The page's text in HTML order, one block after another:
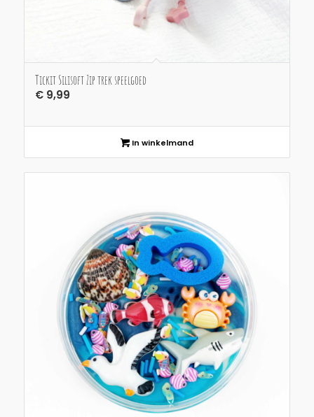
Tickit Silisoft Zip trek speelgoed
€9,99
In winkelmand